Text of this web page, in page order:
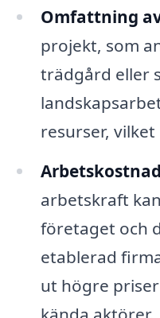
Omfattning
projekt, som
trädgård eller
resurser,
arbetskraft
företaget och
etablerad
ut högre